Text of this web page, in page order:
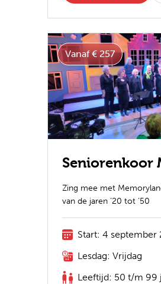
Vanaf € 257
Seniorenkoor
Zing mee met
van de jaren ’20 tot ’50
Start: 4 september
Lesdag: Vrijdag
Leeftijd: 50 t/m 99